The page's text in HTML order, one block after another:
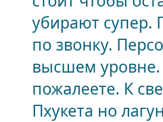
убирают супер.
по звонку.
высшем
пожалеете. К
Пхукета но